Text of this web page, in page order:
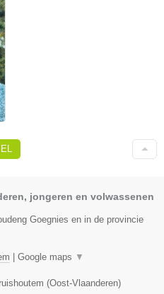
jongeren en volwassenen
Goegnies en in de provincie
Google maps ▼
(Oost-Vlaanderen)